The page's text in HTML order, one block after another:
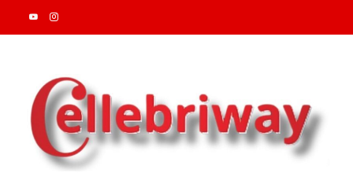
Skip
to